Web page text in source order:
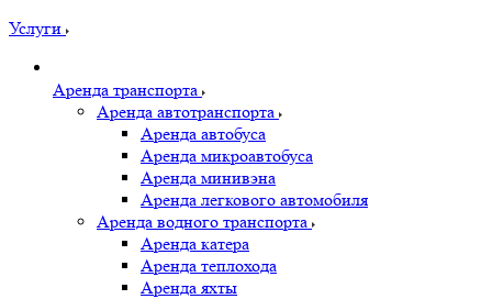
Услуги
Аренда транспорта
Аренда автотранспорта
Аренда автобуса
Аренда микроавтобуса
Аренда минивэна
Аренда легкового автомобиля
Аренда водного транспорта
Аренда катера
Аренда теплохода
Аренда яхты